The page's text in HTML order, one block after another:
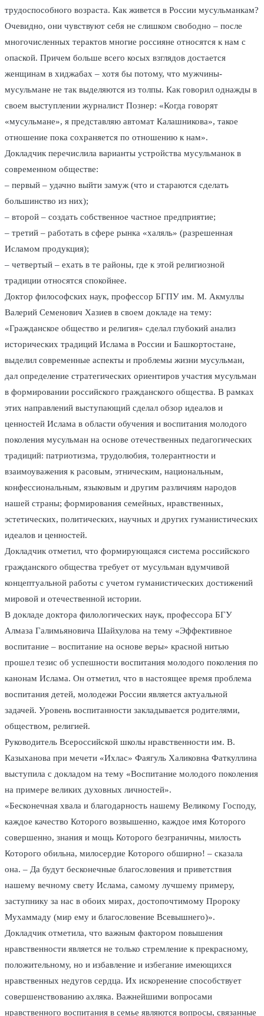
трудоспособного возраста. Как живется в России мусульманкам?
Очевидно, они чувствуют себя не слишком свободно – после
многочисленных терактов многие россияне относятся к нам с
опаской. Причем больше всего косых взглядов достается
женщинам в хиджабах – хотя бы потому, что мужчины-
мусульмане не так выделяются из толпы. Как говорил однажды в
своем выступлении журналист Познер: «Когда говорят
«мусульмане», я представляю автомат Калашникова», такое
отношение пока сохраняется по отношению к нам».
Докладчик перечислила варианты устройства мусульманок в
современном обществе:
– первый – удачно выйти замуж (что и стараются сделать
большинство из них);
– второй – создать собственное частное предприятие;
– третий – работать в сфере рынка «халяль» (разрешенная
Исламом продукция);
– четвертый – ехать в те районы, где к этой религиозной
традиции относятся спокойнее.
Доктор философских наук, профессор БГПУ им. М. Акмуллы
Валерий Семенович Хазиев в своем докладе на тему:
«Гражданское общество и религия» сделал глубокий анализ
исторических традиций Ислама в России и Башкортостане,
выделил современные аспекты и проблемы жизни мусульман,
дал определение стратегических ориентиров участия мусульман
в формировании российского гражданского общества. В рамках
этих направлений выступающий сделал обзор идеалов и
ценностей Ислама в области обучения и воспитания молодого
поколения мусульман на основе отечественных педагогических
традиций: патриотизма, трудолюбия, толерантности и
взаимоуважения к расовым, этническим, национальным,
конфессиональным, языковым и другим различиям народов
нашей страны; формирования семейных, нравственных,
эстетических, политических, научных и других гуманистических
идеалов и ценностей.
Докладчик отметил, что формирующаяся система российского
гражданского общества требует от мусульман вдумчивой
концептуальной работы с учетом гуманистических достижений
мировой и отечественной истории.
В докладе доктора филологических наук, профессора БГУ
Алмаза Галимьяновича Шайхулова на тему «Эффективное
воспитание – воспитание на основе веры» красной нитью
прошел тезис об успешности воспитания молодого поколения по
канонам Ислама. Он отметил, что в настоящее время проблема
воспитания детей, молодежи России является актуальной
задачей. Уровень воспитанности закладывается родителями,
обществом, религией.
Руководитель Всероссийской школы нравственности им. В.
Казыханова при мечети «Ихлас» Фаягуль Халиковна Фаткуллина
выступила с докладом на тему «Воспитание молодого поколения
на примере великих духовных личностей».
«Бесконечная хвала и благодарность нашему Великому Господу,
каждое качество Которого возвышенно, каждое имя Которого
совершенно, знания и мощь Которого безграничны, милость
Которого обильна, милосердие Которого обширно! – сказала
она. – Да будут бесконечные благословения и приветствия
нашему вечному свету Ислама, самому лучшему примеру,
заступнику за нас в обоих мирах, достопочтимому Пророку
Мухаммаду (мир ему и благословение Всевышнего)».
Докладчик отметила, что важным фактором повышения
нравственности является не только стремление к прекрасному,
положительному, но и избавление и избегание имеющихся
нравственных недугов сердца. Их искоренение способствует
совершенствованию ахляка. Важнейшими вопросами
нравственного воспитания в семье являются вопросы, связанные